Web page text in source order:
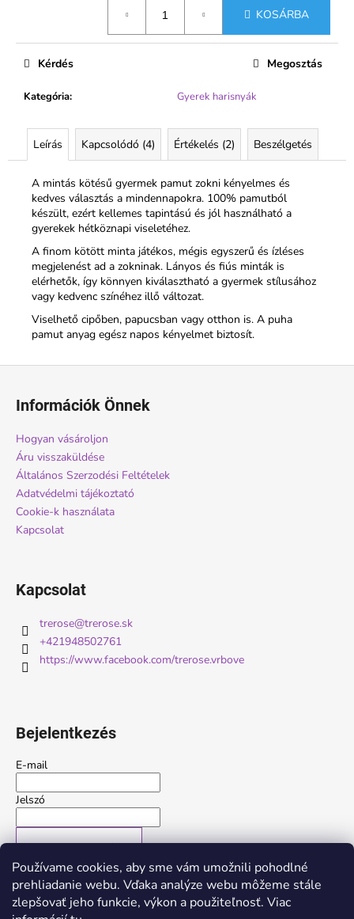
Používame cookies, aby sme vám umožnili pohodlné
prehliadanie webu. Vďaka analýze webu môžeme stále
zlepšovať jeho funkcie, výkon a použiteľnosť. Viac
KOSÁRBA
Kategória: Gyerek harisnyák
Kérdés Megosztás
Leírás Kapcsolódó (4) Értékelés (2) Beszélgetés
A mintás kötésű gyermek pamut zokni kényelmes és
kedves választás a mindennapokra. 100% pamutból
készült, ezért kellemes tapintású és jól használható a
gyerekek hétköznapi viseletéhez.
A finom kötött minta játékos, mégis egyszerű és ízléses
megjelenést ad a zokninak. Lányos és fiús minták is
elérhetők, így könnyen kiválasztható a gyermek stílusához
vagy kedvenc színéhez illő változat.
Viselhető cipőben, papucsban vagy otthon is. A puha
pamut anyag egész napos kényelmet biztosít.
Információk Önnek
Hogyan vásároljon
Áru visszaküldése
Általános Szerzodési Feltételek
Adatvédelmi tájékoztató
Cookie-k használata
Kapcsolat
Kapcsolat
trerose@trerose.sk
+421948502761
https://www.facebook.com/trerose.vrbove
Bejelentkezés
E-mail
Jelszó
Új regisztráció Elfelejtett jelszó
vagy